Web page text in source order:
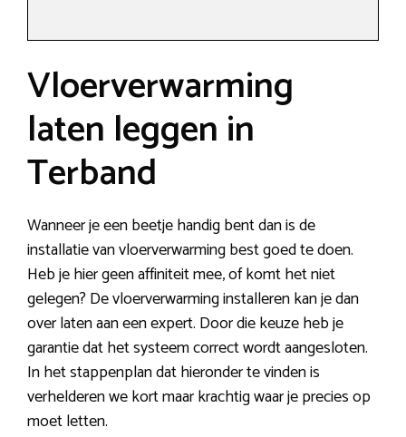
Vloerverwarming
laten leggen in
Terband
Wanneer je een beetje handig bent dan is de
installatie van vloerverwarming best goed te doen.
Heb je hier geen affiniteit mee, of komt het niet
gelegen? De vloerverwarming installeren kan je dan
over laten aan een expert. Door die keuze heb je
garantie dat het systeem correct wordt aangesloten.
In het stappenplan dat hieronder te vinden is
verhelderen we kort maar krachtig waar je precies op
moet letten.